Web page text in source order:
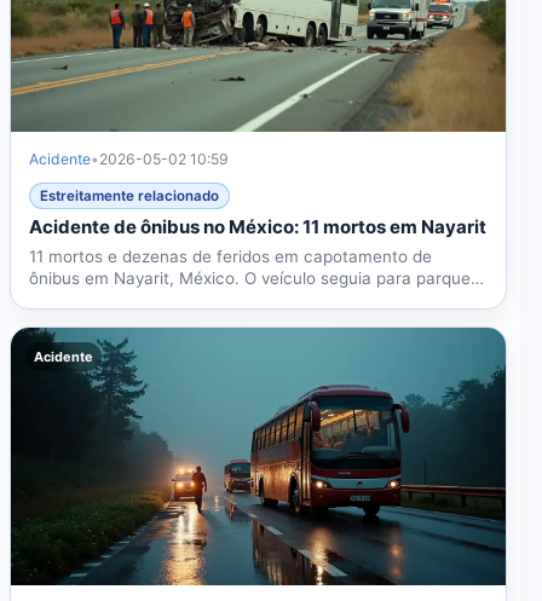
Acidente• 2026-05-02 10:59
Estreitamente relacionado
Acidente de ônibus no México: 11 mortos em Nayarit
11 mortos e dezenas de feridos em capotamento de
ônibus em Nayarit, México. O veículo seguia para parque
Acidente